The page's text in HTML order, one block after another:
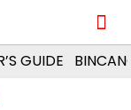
GUIDE